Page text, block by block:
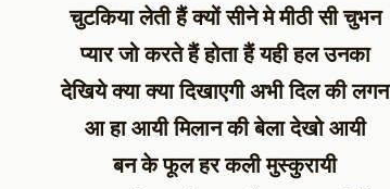
चुटकिया लेती हैं क्यों सीने मे मीठी सी चुभन
प्यार जो करते हैं होता हैं यही हल उनका
देखिये क्या क्या दिखाएगी अभी दिल की लगन
आ हा आयी मिलान की बेला देखो आयी
बन के फूल हर कली मुस्कुरायी